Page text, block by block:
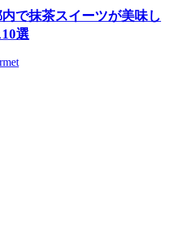
で抹茶スイーツが美味し
選